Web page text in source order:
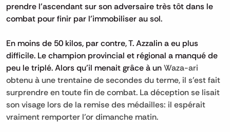
prendre l'ascendant sur son adversaire très tôt dans le
combat pour finir par l'immobiliser au sol.
En moins de 50 kilos, par contre, T. Azzalin a eu plus
difficile. Le champion provincial et régional a manqué de
peu le triplé. Alors qu'il menait grâce à un Waza-ari
obtenu à une trentaine de secondes du terme, il s'est fait
surprendre en toute fin de combat. La déception se lisait
son visage lors de la remise des médailles: il espérait
vraiment remporter l'or dimanche matin.